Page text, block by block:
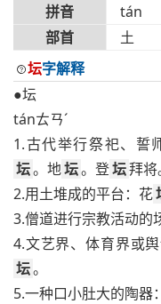
拼音
tán
部首
土
坛字解释
●坛
tánㄊㄢˊ
1.古代举行祭祀、誓
坛。地坛。登坛拜将
2.用土堆成的平台：花
3.僧道进行宗教活动的
4.文艺界、体育界或
坛。
5.一种口小肚大的陶器：